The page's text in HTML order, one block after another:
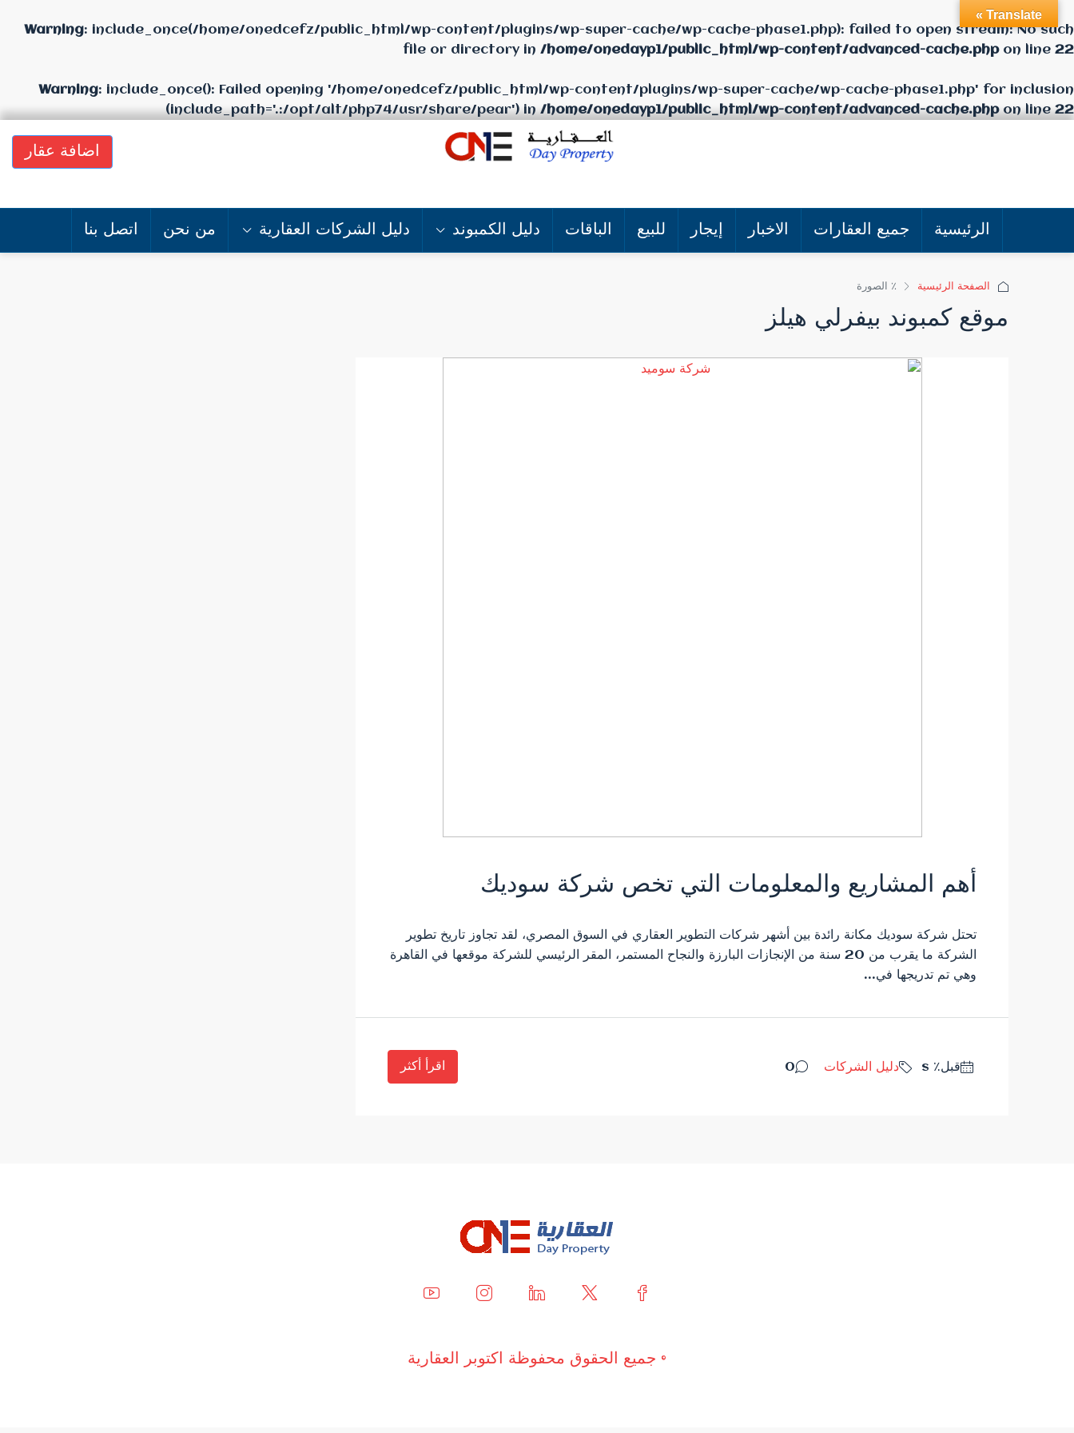
Warning: include_once(/home/onedcefz/public_html/wp-content/plugins/wp-super-cache/wp-cache-phase1.php): failed to open stream: No such
file or directory in /home/onedayp1/public_html/wp-content/advanced-cache.phpon line 22
Warning: include_once(): Failed opening '/home/onedcefz/public_html/wp-content/plugins/wp-super-cache/wp-cache-phase1.php' for inclusion
(include_path='.:/opt/alt/php74/usr/share/pear') in/home/onedayp1/public_html/wp-content/advanced-cache.phpon line22
اضافة عقار
الرئيسية جميع العقارات الاخبار إيجار للبيع الباقات دليل الكمبوند دليل الشركات العقارية من نحن اتصل بنا
الصفحة الرئيسية ٪ الصورة
موقع كمبوند بيفرلي هيلز
أهم المشاريع والمعلومات التي تخص شركة سوديك
تحتل شركة سوديك مكانة رائدة بين أشهر شركات التطوير العقاري في السوق المصري، لقد تجاوز تاريخ تطوير
الشركة ما يقرب من 20 سنة من الإنجازات البارزة والنجاح المستمر، المقر الرئيسي للشركة موقعها في القاهرة
وهي تم تدريجها في...
قبل٪ s دليل الشركات 0 اقرأ أكثر
© جميع الحقوق محفوظة اكتوبر العقارية
Translate »